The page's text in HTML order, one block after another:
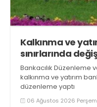
Kalkınma ve
sınırlarında
Bankacılık Düzenleme
kalkınma ve yatırım
düzenleme yaptı
06 Ağustos 2026